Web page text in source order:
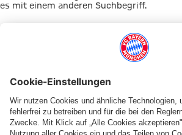
es mit einem anderen Suchbegriff.
Zur Startseite
DAS KÖNNTE DICH